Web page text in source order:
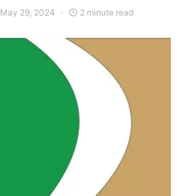
May 29, 2024 2 minute read